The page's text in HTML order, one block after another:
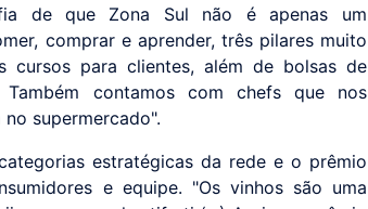
de que Zona Sul não é apenas um
comprar e aprender, três pilares muito
cursos para clientes, além de bolsas de
contamos com chefs que nos
supermercado".
estratégicas da rede e o prêmio
e equipe. "Os vinhos são uma